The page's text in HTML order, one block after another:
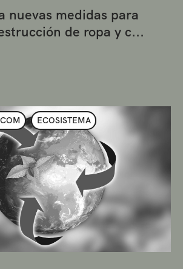
nuevas medidas para
de ropa y c...
ECOSISTEMA